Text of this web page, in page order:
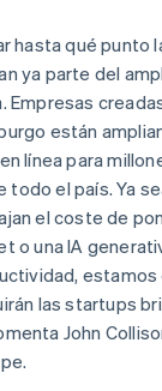
hasta qué punto
ya parte del
Empresas
están
línea para
el país. Ya
el coste de
o una IA
las startups
John
Unidos